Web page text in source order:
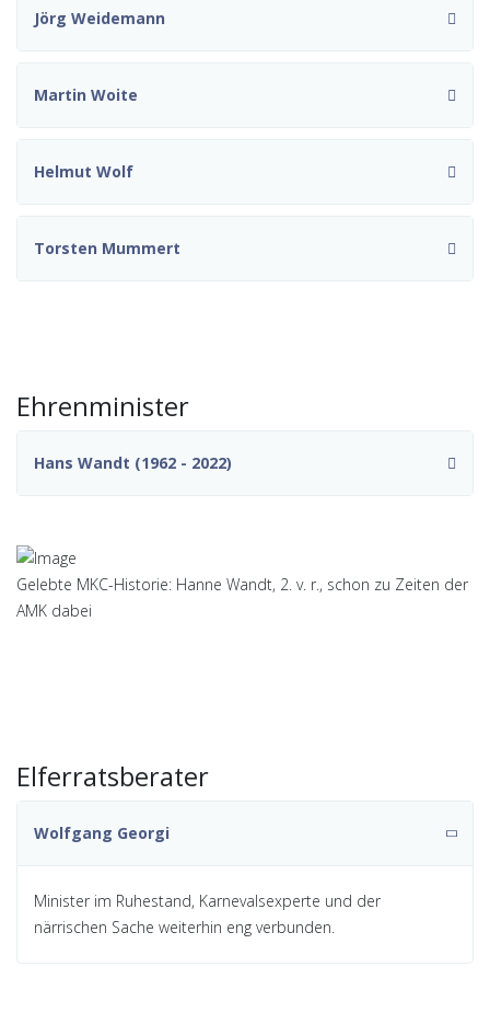
Jörg Weidemann
Martin Woite
Helmut Wolf
Torsten Mummert
Ehrenminister
Hans Wandt (1962 - 2022)
Gelebte MKC-Historie: Hanne Wandt, 2. v. r., schon zu Zeiten der
AMK dabei
Elferratsberater
Wolfgang Georgi
Minister im Ruhestand, Karnevalsexperte und der
närrischen Sache weiterhin eng verbunden.